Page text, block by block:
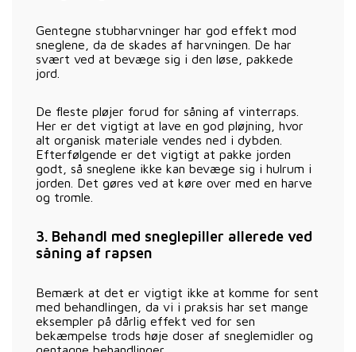
Gentegne stubharvninger har god effekt mod
sneglene, da de skades af harvningen. De har
svært ved at bevæge sig i den løse, pakkede
jord.
De fleste pløjer forud for såning af vinterraps.
Her er det vigtigt at lave en god pløjning, hvor
alt organisk materiale vendes ned i dybden.
Efterfølgende er det vigtigt at pakke jorden
godt, så sneglene ikke kan bevæge sig i hulrum i
jorden. Det gøres ved at køre over med en harve
og tromle.
3. Behandl med sneglepiller allerede ved
såning af rapsen
Bemærk at det er vigtigt ikke at komme for sent
med behandlingen, da vi i praksis har set mange
eksempler på dårlig effekt ved for sen
bekæmpelse trods høje doser af sneglemidler og